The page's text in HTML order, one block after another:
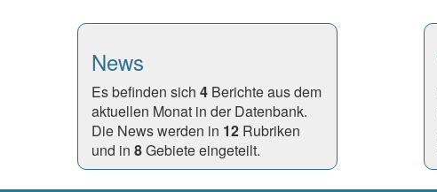
News
Es befinden sich 4 Berichte aus dem
aktuellen Monat in der Datenbank.
Die News werden in 12 Rubriken
und in 8Gebiete eingeteilt.